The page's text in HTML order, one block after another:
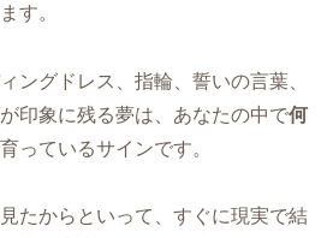
す。
ングドレス、指輪、誓いの言葉、
印象に残る夢は、あなたの中で何
っているサインです。
たからといって、すぐに現実で結